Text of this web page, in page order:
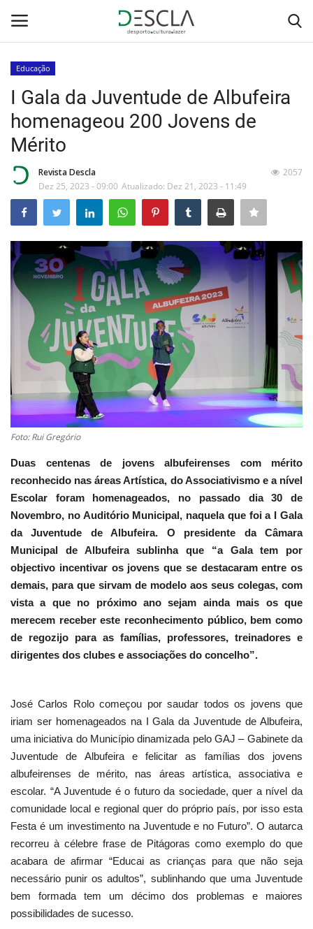
Home
Desporto
Sobre Nós
Educação
Estatuto Editorial
Saúde
Ficha técnica
Cultura
Lazer
Ambiente
Educação
I Gala da Juventude de Albufeira
homenageou 200 Jovens de
Mérito
Revista Descla
Dez 25, 2023 - 09:00 Atualizado: Dez 21, 2023 - 11:49
2057
Foto: Rui Gregório
Duas centenas de jovens albufeirenses com mérito
reconhecido nas áreas Artística, do Associativismo e a nível
Escolar foram homenageados, no passado dia 30 de
Novembro, no Auditório Municipal, naquela que foi a I Gala
da Juventude de Albufeira. O presidente da Câmara
Municipal de Albufeira sublinha que “a Gala tem por
objectivo incentivar os jovens que se destacaram entre os
demais, para que sirvam de modelo aos seus colegas, com
vista a que no próximo ano sejam ainda mais os que
merecem receber este reconhecimento público, bem como
de regozijo para as famílias, professores, treinadores e
dirigentes dos clubes e associações do concelho”.
José Carlos Rolo começou por saudar todos os jovens que
iriam ser homenageados na I Gala da Juventude de Albufeira,
uma iniciativa do Município dinamizada pelo GAJ – Gabinete da
Juventude de Albufeira e felicitar as famílias dos jovens
albufeirenses de mérito, nas áreas artística, associativa e
escolar. “A Juventude é o futuro da sociedade, quer a nível da
comunidade local e regional quer do próprio país, por isso esta
Festa é um investimento na Juventude e no Futuro”. O autarca
recorreu à célebre frase de Pitágoras como exemplo do que
acabara de afirmar “Educai as crianças para que não seja
necessário punir os adultos”, sublinhando que uma Juventude
bem formada tem um décimo dos problemas e maiores
possibilidades de sucesso.